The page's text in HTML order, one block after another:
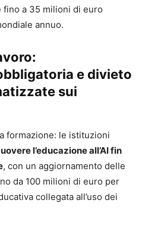
fino a 35 milioni di euro
annuo.
e divieto
sui
formazione: le istituzioni
l’educazione all’AI fin
, con un aggiornamento delle
da 100 milioni di euro per
collegata all’uso dei